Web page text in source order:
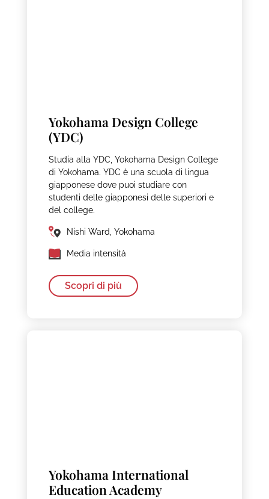
Yokohama Design College
(YDC)
Studia alla YDC, Yokohama Design College
di Yokohama. YDC è una scuola di lingua
giapponese dove puoi studiare con
studenti delle giapponesi delle superiori e
del college.
Nishi Ward, Yokohama
Media intensità
Scopri di più
Yokohama International
Education Academy